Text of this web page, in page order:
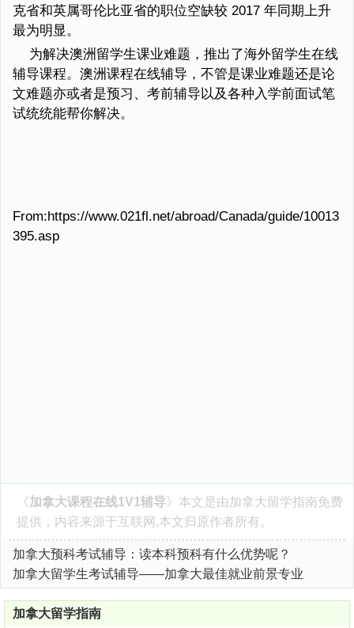
克省和英属哥伦比亚省的职位空缺较 2017 年同期上升
最为明显。
为解决澳洲留学生课业难题，推出了海外留学生在线
辅导课程。澳洲课程在线辅导，不管是课业难题还是论
文难题亦或者是预习、考前辅导以及各种入学前面试笔
试统统能帮你解决。
From:https://www.021fl.net/abroad/Canada/guide/10013
395.asp
《加拿大课程在线1V1辅导》本文是由加拿大留学指南免费
提供，内容来源于互联网,本文归原作者所有。
加拿大预科考试辅导：读本科预科有什么优势呢？
加拿大留学生考试辅导——加拿大最佳就业前景专业
加拿大留学指南